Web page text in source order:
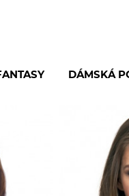
DÁMSKÁ